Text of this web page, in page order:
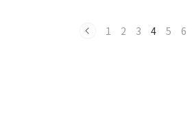
가정원박람회 입장료 2023 순천만 국가정원박
1 2 3 4 5 6